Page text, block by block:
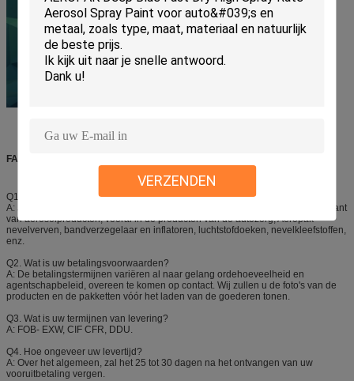
VERZENDEN
FAQ
Q1. Bent u fabrikant?
A: Ja, zijn wij Shenzhen I-als Fijn Chemisch product een professionele fabrikant
van aërosolproducten, vooral in de producten van de autozorg, Aeropak-
nevelverven, bandverzegelaar en inflatoren, luchtstofdoeken, nevelkleefstoffen,
enz.
Q2. Wat is uw betalingsvoorwaarden?
A: De betalingstermijnen variëren al naar gelang ordehoeveelheid en
agentschapbeleid, overeen te komen op contact. Wij zullen u de foto's van de
producten en de pakketten vóór het laden van de goederen tonen.
Q3. Wat is uw termijnen van levering?
A: FOB- EXW, CIF CFR, DDU.
Q4. Hoe ongeveer uw levertijd?
A: Over het algemeen, zal het 25 tot 30 dagen na het ontvangen van uw
vooruitbetaling vergen.